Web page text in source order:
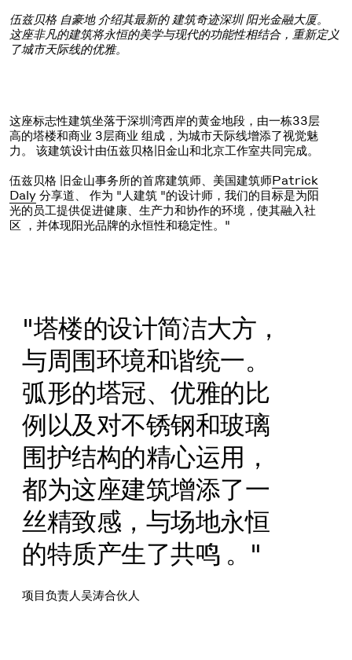
伍兹贝格 自豪地 介绍其最新的 建筑奇迹深圳阳光金融大厦。
这座非凡的建筑将永恒的美学与现代的功能性相结合，重新定义
了城市天际线的优雅。
这座标志性建筑坐落于深圳湾西岸的黄金地段，由一栋33层
高的塔楼和商业 3层商业 组成，为城市天际线增添了视觉魅
力。
该建筑设计由伍兹贝格旧金山和北京工作室共同完成。
伍兹贝格 旧金山事务所的首席建筑师、美国建筑师Patrick
Daly 分享道、 作为 "人建筑 "的设计师，我们的目标是为阳
光的员工提供促进健康、生产力和协作的环境，使其融入社
区 ，并体现阳光品牌的永恒性和稳定性。 "
"塔楼的设计简洁大方，
与周围环境和谐统一。
弧形的塔冠、优雅的比
例以及对不锈钢和玻璃
围护结构的精心运用 ，
都为这座建筑增添了一
丝精致感， 与场地永恒
的特质产生了共鸣 。 "
项目负责人吴涛合伙人